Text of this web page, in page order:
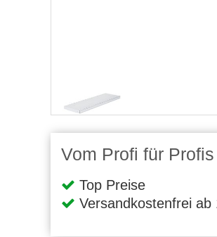
Vom Profi für
Top Preise
Versandkostenfrei ab